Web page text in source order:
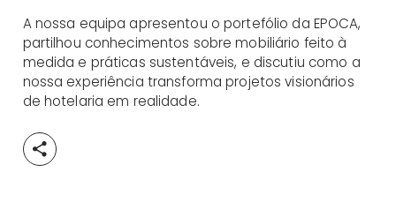
A nossa equipa apresentou o portefólio da EPOCA,
partilhou conhecimentos sobre mobiliário feito à
medida e práticas sustentáveis, e discutiu como a
nossa experiência transforma projetos visionários
de hotelaria em realidade.